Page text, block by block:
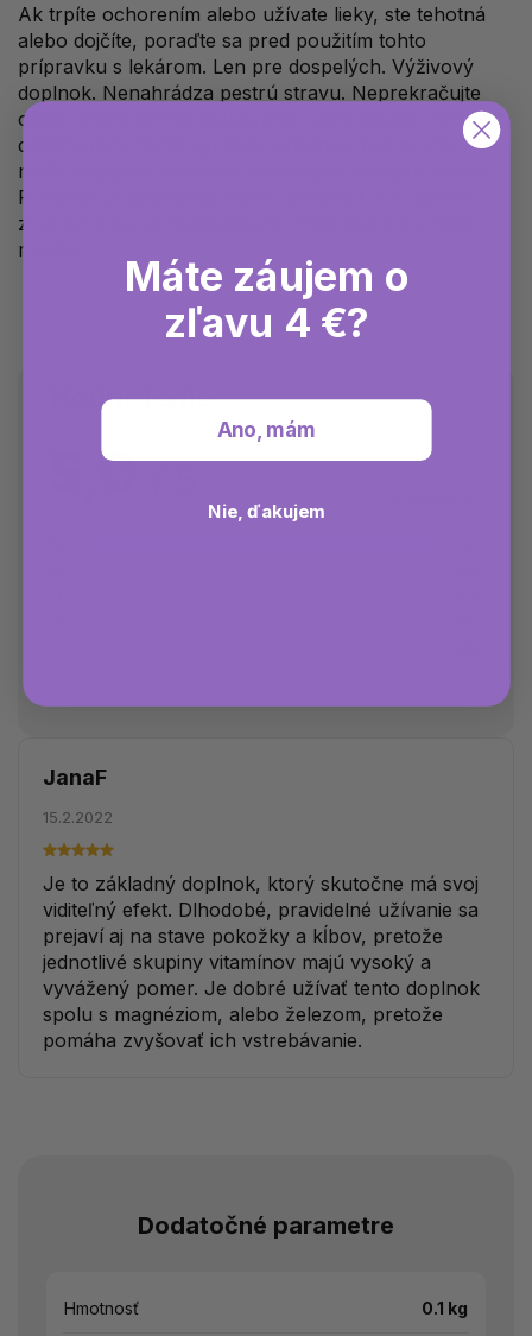
Ak trpíte ochorením alebo užívate lieky, ste tehotná
alebo dojčíte, poraďte sa pred použitím tohto
prípravku s lekárom. Len pre dospelých. Výživový
doplnok. Nenahrádza pestrú stravu. Neprekračujte
odporúčané denné dávkovanie. Uchovávajte mimo
dosahu detí. Tento výrobok obsahuje biotín, ktorý
môže ovplyvniť výsledky niektorých krvných testov.
Pri tomto produkte sa môže vyskytnúť prirodzená
zmena farby.
mieste.
Hodnotenie
5,0
JanaF
15.2.2022
Je to základný doplnok, ktorý skutočne má svoj
viditeľný efekt. Dlhodobé, pravidelné užívanie sa
prejaví aj na stave pokožky a kĺbov, pretože
jednotlivé skupiny vitamínov majú vysoký a
vyvážený pomer. Je dobré užívať tento doplnok
spolu s magnéziom, alebo železom, pretože
pomáha zvyšovať ich vstrebávanie.
Dodatočné parametre
Hmotnosť 0.1 kg
Máte záujem o
zľavu 4 €?
Ano, mám
Nie, ďakujem